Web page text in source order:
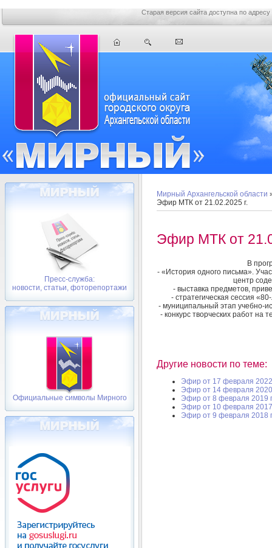
Старая версия сайта доступна по адресу
Пресс-служба:
новости, статьи, фоторепортажи
Официальные символы Мирного
Мирный Архангельской области
Эфир МТК от 21.02.2025 г.
Эфир МТК от
В
- «История одного письма».
центр
- выставка предметов,
- стратегическая сессия
- муниципальный этап учебно-
- конкурс творческих работ на
Другие новости по теме:
Эфир от 17 февраля
Эфир от 14 февраля
Эфир от 8 февраля 2019
Эфир от 10 февраля
Эфир от 9 февраля 2018